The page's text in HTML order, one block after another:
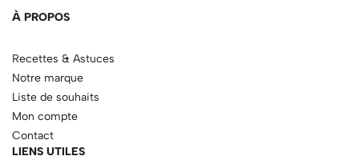
À PROPOS
Recettes & Astuces
Notre marque
Liste de souhaits
Mon compte
Contact
LIENS UTILES